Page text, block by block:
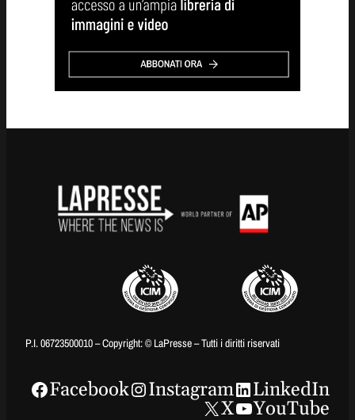
P.I. 06723500010 – Copyright: © LaPresse – Tutti i diritti riservati
Facebook Instagram
LinkedIn
X
YouTube